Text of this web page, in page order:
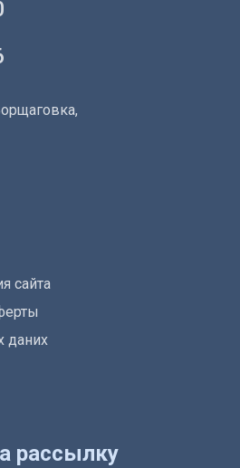
сайта
даних
рассылку